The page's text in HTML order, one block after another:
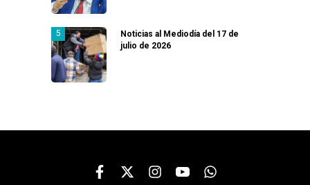
Noticias al Mediodía del 17 de
julio de 2026